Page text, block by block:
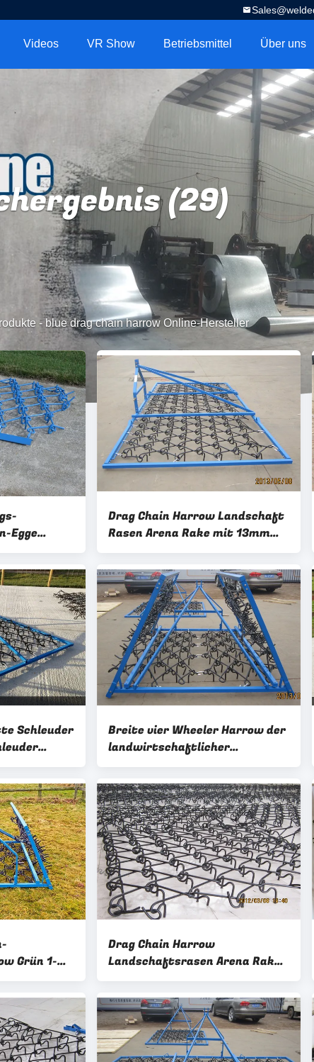
Videos VR Show Betriebsmittel Über uns
(29)
- blue drag chain harrow Online-Hersteller
Egge
Drag Chain Harrow Landschaft
Rasen Arena Rake mit 13mm
Draht Durchmesser
Schleuder
Breite vier Wheeler Harrow der
landwirtschaftlicher
Widerstand-Ketteneggen-1m-
6m
Grün 1-
Drag
Drag Chain Harrow
Landschaftsrasen Arena Rake
für Bodennivellierung Breite 1-
10m Auswahl